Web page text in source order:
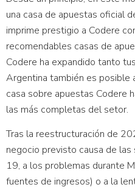
una casa de apuestas oficial
imprime prestigio a Codere
recomendables casas de
Codere ha expandido tanto
Argentina también es posible
casa sobre apuestas Codere
las más completas del setor.
Tras la reestructuración de
negocio previsto causa de
19, a los problemas durante
fuentes de ingresos) o a la